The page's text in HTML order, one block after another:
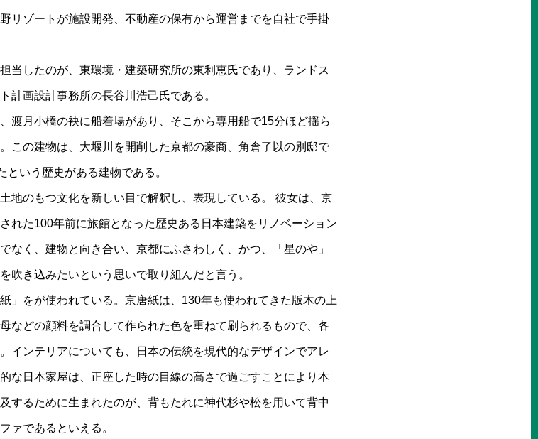
リゾートが施設開発、不動産の保有から運営までを自社で手掛
当したのが、東環境・建築研究所の東利恵氏であり、ランドス
計画設計事務所の長谷川浩己氏である。
渡月小橋の袂に船着場があり、そこから専用船で15分ほど揺ら
この建物は、大堰川を開削した京都の豪商、角倉了以の別邸で
いう歴史がある建物である。
地のもつ文化を新しい目で解釈し、表現している。 彼女は、京
れた100年前に旅館となった歴史ある日本建築をリノベーション
なく、建物と向き合い、京都にふさわしく、かつ、「星のや」
吹き込みたいという思いで取り組んだと言う。
」をが使われている。京唐紙は、130年も使われてきた版木の上
などの顔料を調合して作られた色を重ねて刷られるもので、各
インテリアについても、日本の伝統を現代的なデザインでアレ
な日本家屋は、正座した時の目線の高さで過ごすことにより本
するために生まれたのが、背もたれに神代杉や松を用いて背中
ァであるといえる。